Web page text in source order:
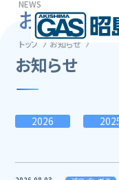
NEWS
お知らせ
トップ お知らせ
お知らせ
2026